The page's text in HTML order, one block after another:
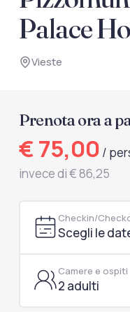
documenti di viaggio.
Palace
Vieste
Prenota ora a
€ 75,00 /
invece di € 86,25
Checkin/
Scegli le
Camere e ospiti
2 adulti